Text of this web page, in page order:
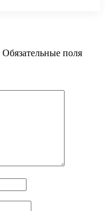
Обязательные поля